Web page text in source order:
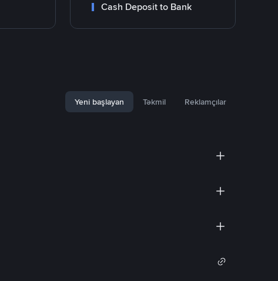
Cash Deposit to Bank
Yeni başlayan Təkmil Reklamçılar